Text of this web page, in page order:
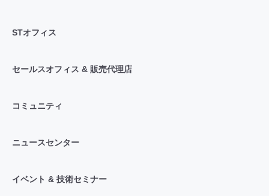
STオフィス
セールスオフィス & 販売代理店
コミュニティ
ニュースセンター
イベント & 技術セミナー